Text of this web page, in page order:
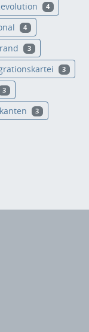
4
4
3
3
3
3